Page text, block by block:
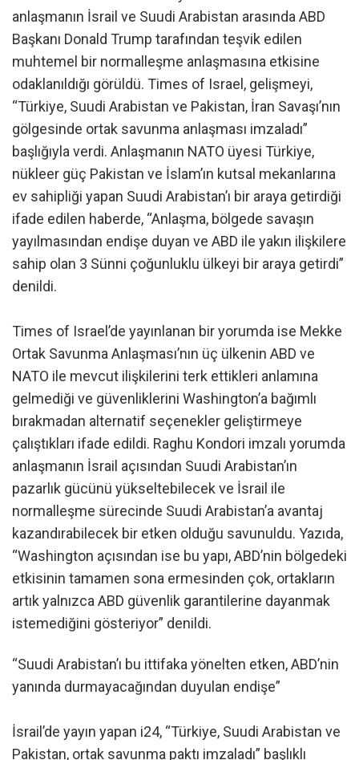
anlaşmanın İsrail ve Suudi Arabistan arasında ABD
Başkanı Donald Trump tarafından teşvik edilen
muhtemel bir normalleşme anlaşmasına etkisine
odaklanıldığı görüldü. Times of Israel, gelişmeyi,
“Türkiye, Suudi Arabistan ve Pakistan, İran Savaşı’nın
gölgesinde ortak savunma anlaşması imzaladı”
başlığıyla verdi. Anlaşmanın NATO üyesi Türkiye,
nükleer güç Pakistan ve İslam’ın kutsal mekanlarına
ev sahipliği yapan Suudi Arabistan’ı bir araya getirdiği
ifade edilen haberde, “Anlaşma, bölgede savaşın
yayılmasından endişe duyan ve ABD ile yakın ilişkilere
sahip olan 3 Sünni çoğunluklu ülkeyi bir araya getirdi”
denildi.
Times of Israel’de yayınlanan bir yorumda ise Mekke
Ortak Savunma Anlaşması’nın üç ülkenin ABD ve
NATO ile mevcut ilişkilerini terk ettikleri anlamına
gelmediği ve güvenliklerini Washington’a bağımlı
bırakmadan alternatif seçenekler geliştirmeye
çalıştıkları ifade edildi. Raghu Kondori imzalı yorumda
anlaşmanın İsrail açısından Suudi Arabistan’ın
pazarlık gücünü yükseltebilecek ve İsrail ile
normalleşme sürecinde Suudi Arabistan’a avantaj
kazandırabilecek bir etken olduğu savunuldu. Yazıda,
“Washington açısından ise bu yapı, ABD’nin bölgedeki
etkisinin tamamen sona ermesinden çok, ortakların
artık yalnızca ABD güvenlik garantilerine dayanmak
istemediğini gösteriyor” denildi.
“Suudi Arabistan’ı bu ittifaka yönelten etken, ABD’nin
yanında durmayacağından duyulan endişe”
İsrail’de yayın yapan i24, “Türkiye, Suudi Arabistan ve
Pakistan, ortak savunma paktı imzaladı” başlıklı